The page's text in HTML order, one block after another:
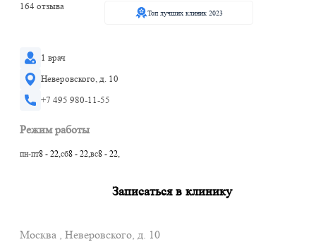
164 отзыва
Топ лучших клиник 2023
1 врач
Неверовского, д. 10
+7 495 980-11-55
Режим работы
пн-пт8 - 22,сб8 - 22,вс8 - 22,
Записаться в клинику
Москва , Неверовского, д. 10